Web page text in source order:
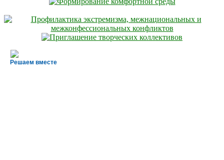
Решаем вместе